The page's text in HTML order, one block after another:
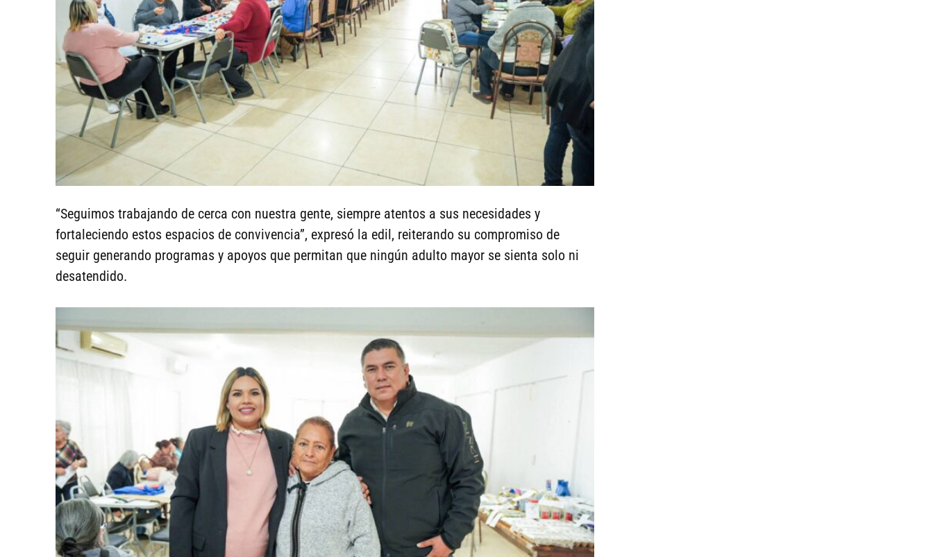
“Seguimos trabajando de cerca con nuestra gente, siempre atentos a sus necesidades y
fortaleciendo estos espacios de convivencia”, expresó la edil, reiterando su compromiso de
seguir generando programas y apoyos que permitan que ningún adulto mayor se sienta solo ni
desatendido.